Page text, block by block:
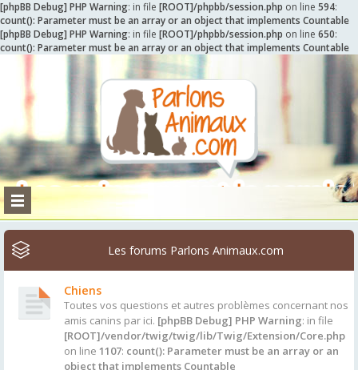
[phpBB Debug] PHP Warning: in file [ROOT]/phpbb/session.php on line 594:
count(): Parameter must be an array or an object that implements Countable
[phpBB Debug] PHP Warning: in file [ROOT]/phpbb/session.php on line 650:
count(): Parameter must be an array or an object that implements Countable
Les forums Parlons Animaux.com
Chiens
Toutes vos questions et autres problèmes concernant nos
amis canins par ici. [phpBB Debug] PHP Warning: in file
[ROOT]/vendor/twig/twig/lib/Twig/Extension/Core.php
on line 1107: count(): Parameter must be an array or an
object that implements Countable